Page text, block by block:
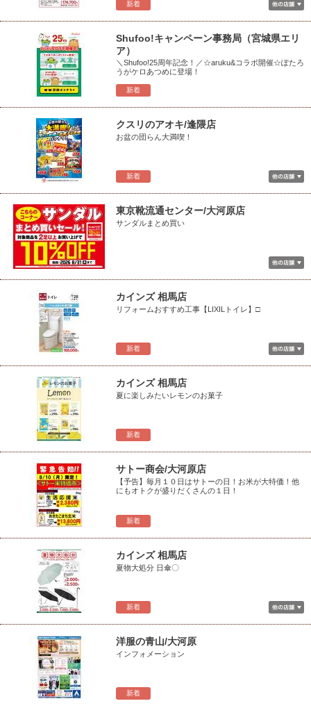
新着
新着
Shufoo!キャンペーン事務局（宮城県エリ
ア）
＼Shufoo!25周年記念！／☆aruku&コラボ開催☆ぽたろ
うがケロあつめに登場！
新着
クスリのアオキ/逢隈店
お盆の団らん大満喫！
東京靴流通センター/大河原店
サンダルまとめ買い
新着
カインズ 相馬店
リフォームおすすめ工事【LIXILトイレ】□
新着
カインズ 相馬店
夏に楽しみたいレモンのお菓子
新着
サトー商会/大河原店
【予告】毎月１０日はサトーの日！お米が大特価！他
にもオトクが盛りだくさんの１日！
新着
カインズ 相馬店
夏物大処分 日傘〇
新着
洋服の青山/大河原
インフォメーション